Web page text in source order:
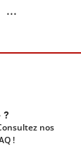
...
?
nos
!